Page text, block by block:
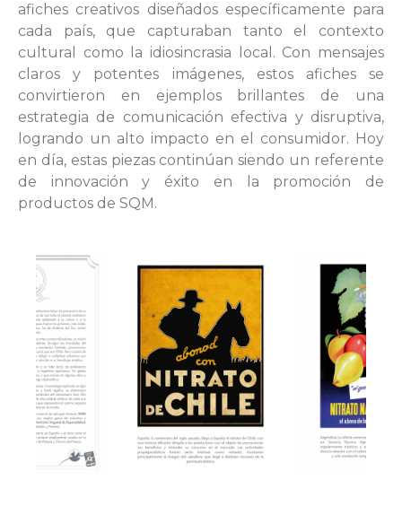
afiches creativos diseñados específicamente para
cada país, que capturaban tanto el contexto
cultural como la idiosincrasia local. Con mensajes
claros y potentes imágenes, estos afiches se
convirtieron en ejemplos brillantes de una
estrategia de comunicación efectiva y disruptiva,
logrando un alto impacto en el consumidor. Hoy
en día, estas piezas continúan siendo un referente
de innovación y éxito en la promoción de
productos de SQM.